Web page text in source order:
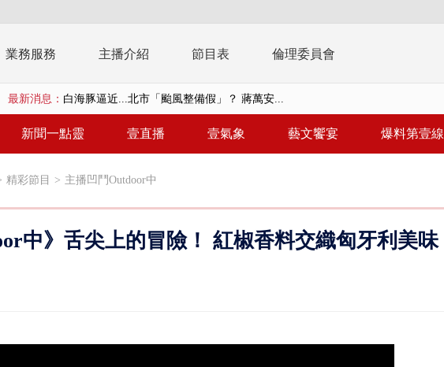
業務服務 主播介紹 節目表 倫理委員會
最新消息：
白海豚逼近...北市「颱風整備假」？ 蔣萬安...
壹氣象／白海豚進逼！ 外圍雲系影響 北部...
早餐店放迷你拒馬「只有始源可以停」 他真...
賴清德「0看稿」嗆爆盧秀燕 2028總統戰提...
救生員大武崙戲水失蹤！ 搜救艇翻覆4警消落...
暗網買5000萬筆個資！ 網軍洩密中共遭起訴...
新聞一點靈 壹直播 壹氣象 藝文饗宴 爆料第壹線
精彩節目 > 主播凹鬥Outdoor中
中》舌尖上的冒險！ 紅椒香料交織匈牙利美味